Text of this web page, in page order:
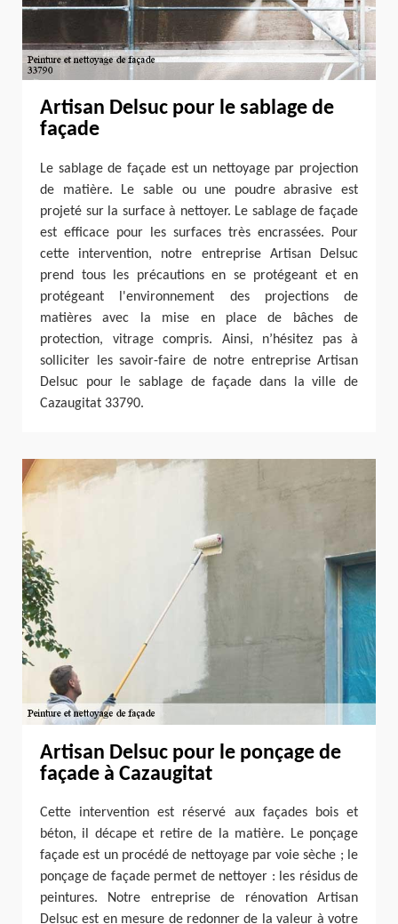
Artisan Delsuc pour le sablage de
façade
Le sablage de façade est un nettoyage par projection
de matière. Le sable ou une poudre abrasive est
projeté sur la surface à nettoyer. Le sablage de façade
est efficace pour les surfaces très encrassées. Pour
cette intervention, notre entreprise Artisan Delsuc
prend tous les précautions en se protégeant et en
protégeant l'environnement des projections de
matières avec la mise en place de bâches de
protection, vitrage compris. Ainsi, n’hésitez pas à
solliciter les savoir-faire de notre entreprise Artisan
Delsuc pour le sablage de façade dans la ville de
Cazaugitat 33790.
Artisan Delsuc pour le ponçage de
façade à Cazaugitat
Cette intervention est réservé aux façades bois et
béton, il décape et retire de la matière. Le ponçage
façade est un procédé de nettoyage par voie sèche ; le
ponçage de façade permet de nettoyer : les résidus de
peintures. Notre entreprise de rénovation Artisan
Delsuc est en mesure de redonner de la valeur à votre